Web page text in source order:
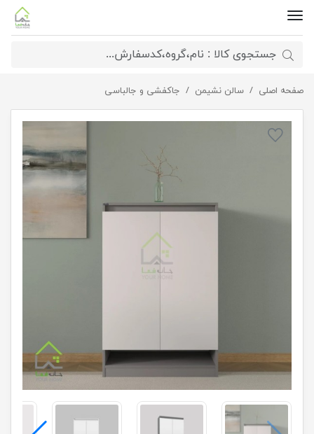
صفحه اصلی سالن نشیمن جاکفشی و جالباسی جاکفشی دو درب مدرن ساده